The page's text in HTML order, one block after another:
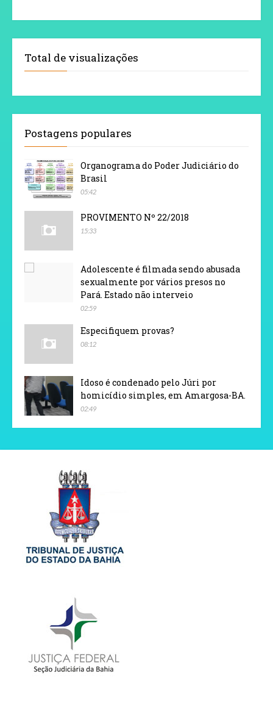
Total de visualizações
Postagens populares
Organograma do Poder Judiciário do
Brasil
05:42
PROVIMENTO Nº 22/2018
15:33
Adolescente é filmada sendo abusada
sexualmente por vários presos no
Pará. Estado não interveio
02:59
Especifiquem provas?
08:12
Idoso é condenado pelo Júri por
homicídio simples, em Amargosa-BA.
02:49